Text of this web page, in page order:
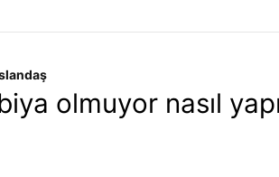
olmuyor nasıl